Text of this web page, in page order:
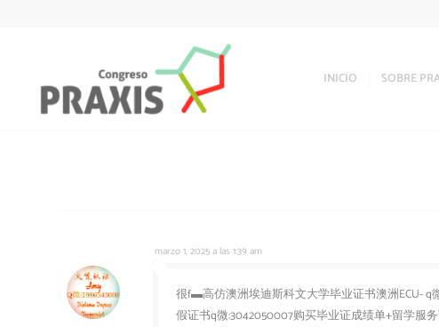
INICIO SOBRE
marzo 1, 2025 a las 1:39 am
很f▬高仿澳洲埃迪斯科文大学毕业证书澳洲ECU-
假证书q微:3042050007购买毕业证成绩单+留学服